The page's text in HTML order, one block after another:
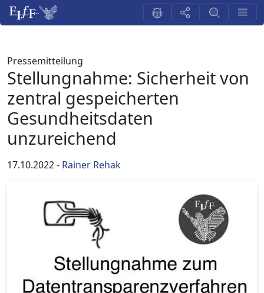
Pressemitteilung
Stellungnahme: Sicherheit von
zentral gespeicherten
Gesundheitsdaten
unzureichend
17.10.2022- Rainer Rehak